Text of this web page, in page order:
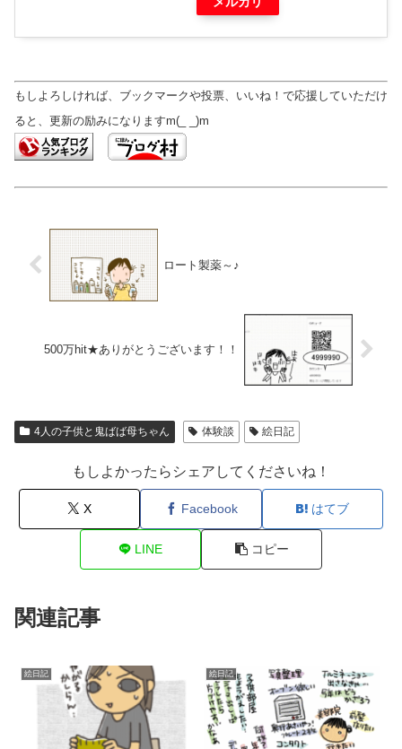
もしよろしければ、ブックマークや投票、いいね！で応援していただけ
ると、更新の励みになりますm(_ _)m
ロート製薬～♪
500万hit★ありがとうございます！！
4人の子供と鬼ばば母ちゃん 体験談 絵日記
もしよかったらシェアしてくださいね！
X Facebook はてブ
LINE コピー
関連記事
絵日記 絵日記